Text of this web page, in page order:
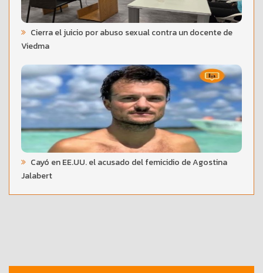
Cierra el juicio por abuso sexual contra un docente de
Viedma
Cayó en EE.UU. el acusado del femicidio de Agostina
Jalabert